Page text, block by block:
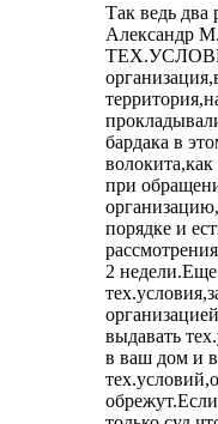
Так ведь два
Александр
бардака в
при
порядке и
2
выдавать
в ваш дом и